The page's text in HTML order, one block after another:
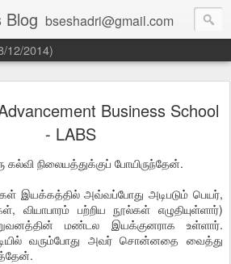
Blog bseshadri@gmail.com
12/2014)
Business School
- LABS
கல்வி நிலையத்துக்குப் போயிருந்தேன்.
இயக்கத்தில் அவ்வப்போது அடிபடும் பெயர்,
வியாபாரம் பற்றிய நூல்கள் எழுதியுள்ளார்)
மண்டல இயக்குனராக உள்ளார்.
வரும்போது அவர் சொன்னதை வைத்து